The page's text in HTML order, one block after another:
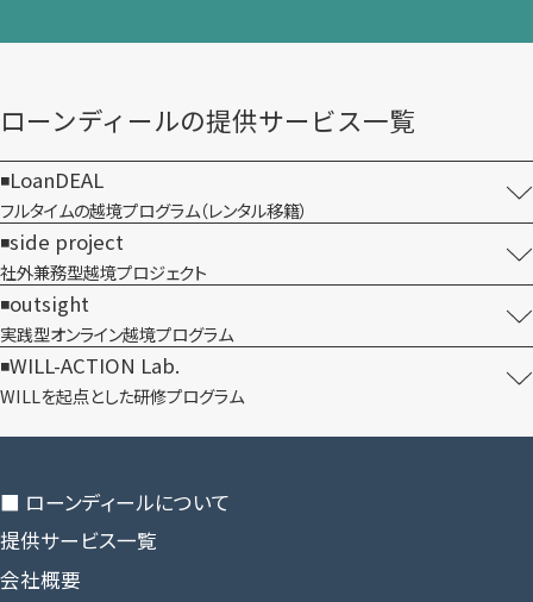
ローンディールの​提供サービス一覧
LoanDEAL
フルタイムの越境プログラム​（レンタル移籍）
side project
社外兼務型​越境プロジェクト
outsight
実践型オンライン​越境プログラム
WILL-ACTION Lab.
WILLを​起点とした​研修プログラム
■ ローンディールに​ついて
提供サービス一覧
会社概要